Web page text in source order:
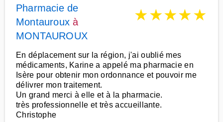
Pharmacie de
Montauroux à
MONTAUROUX
★★★★★
En déplacement sur la région, j'ai oublié mes
médicaments, Karine a appelé ma pharmacie en
Isère pour obtenir mon ordonnance et pouvoir me
délivrer mon traitement.
Un grand merci à elle et à la pharmacie.
très professionnelle et très accueillante.
Christophe